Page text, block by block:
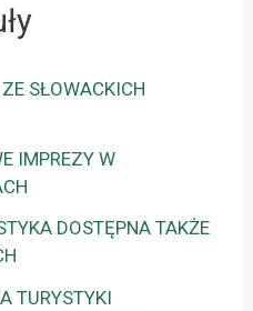
SŁOWACKICH
IMPREZY W
DOSTĘPNA TAKŻE
TURYSTYKI